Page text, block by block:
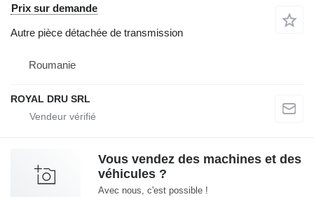
Prix sur demande
Autre pièce détachée de transmission
Roumanie
ROYAL DRU SRL
Vous vendez des machines et des
véhicules ?
Avec nous, c'est possible !